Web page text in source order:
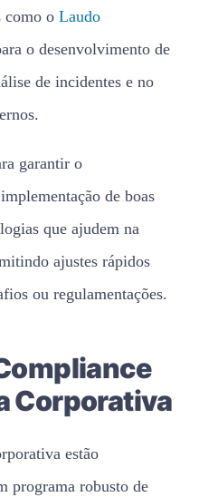
como o Laudo
o desenvolvimento de
de incidentes e no
garantir o
de boas
que ajudem na
ajustes rápidos
ou regulamentações.
Corporativa
estão
programa robusto de